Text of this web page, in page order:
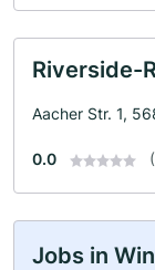
Riverside-
Aacher Str. 1,
0.0
Jobs in